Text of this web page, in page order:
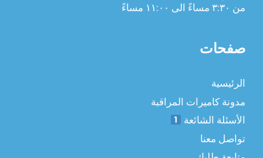
من ٣:٣٠ مساءً الى ١١:٠٠ مساءً
صفحات
الرئيسية
مدونة كاميرات المراقبة
الأسئلة الشائعة
تواصل معنا